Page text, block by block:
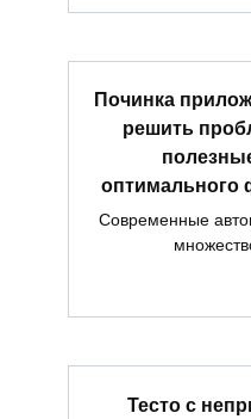
Починка
решить
оптимального
Современные
Тесто с